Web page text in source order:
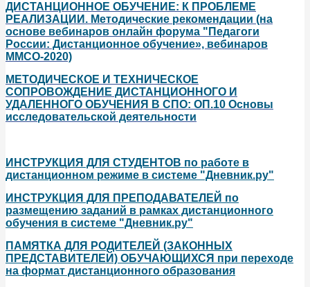
ДИСТАНЦИОННОЕ ОБУЧЕНИЕ: К ПРОБЛЕМЕ
РЕАЛИЗАЦИИ. Методические рекомендации (на
основе вебинаров онлайн форума "Педагоги
России: Дистанционное обучение», вебинаров
ММСО-2020)
МЕТОДИЧЕСКОЕ И ТЕХНИЧЕСКОЕ
СОПРОВОЖДЕНИЕ ДИСТАНЦИОННОГО И
УДАЛЕННОГО ОБУЧЕНИЯ В СПО: ОП.10 Основы
исследовательской деятельности
ИНСТРУКЦИЯ ДЛЯ СТУДЕНТОВ по работе в
дистанционном режиме в системе "Дневник.ру"
ИНСТРУКЦИЯ ДЛЯ ПРЕПОДАВАТЕЛЕЙ по
размещению заданий в рамках дистанционного
обучения в системе "Дневник.ру"
ПАМЯТКА ДЛЯ РОДИТЕЛЕЙ (ЗАКОННЫХ
ПРЕДСТАВИТЕЛЕЙ) ОБУЧАЮЩИХСЯ при переходе
на формат дистанционного образования